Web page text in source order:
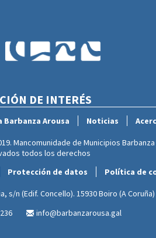
DE INTERÉS
Barbanza Arousa Noticias
Mancomunidade de Municipios
todos los derechos
Protección de datos Política de
s/n (Edif. Concello). 15930 Boiro (A Coruña)
info@barbanzarousa.gal